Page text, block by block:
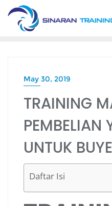
Skip
content
May 30, 2019
TRAINING
PEMBELIAN
UNTUK
Daftar Isi